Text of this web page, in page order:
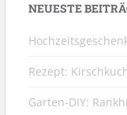
NEUESTE
Rezept:
Garten-DIY: